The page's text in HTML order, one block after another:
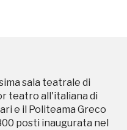
sala teatrale di
teatro all'italiana di
e il Politeama Greco
posti inaugurata nel
in questo